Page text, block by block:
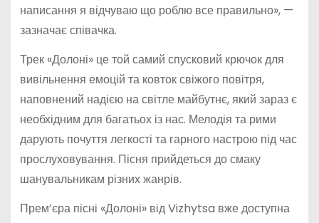
написання я відчуваю що роблю все правильно», —
зазначає співачка.
Трек «Долоні» це той самий спусковий крючок для
вивільнення емоцій та ковток свіжого повітря,
наповнений надією на світле майбутнє, який зараз є
необхідним для багатьох із нас. Мелодія та рими
дарують почуття легкості та гарного настрою під час
прослуховування. Пісня прийдеться до смаку
шанувальникам різних жанрів.
Прем’єра пісні «Долоні» від Vizhytsa вже доступна